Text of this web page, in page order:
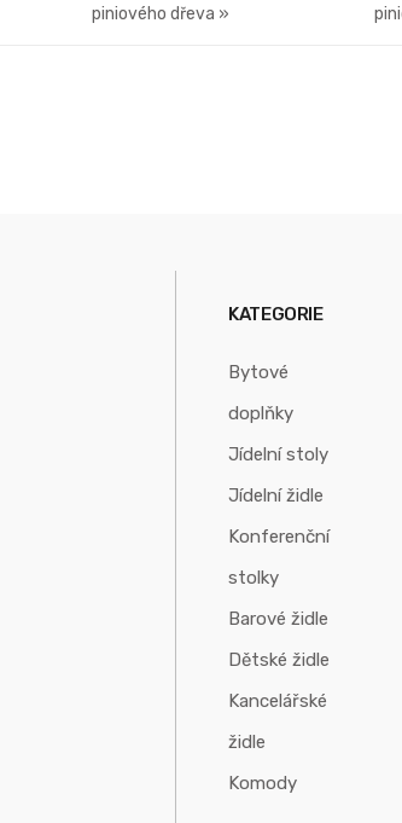
piniového dřeva »
KATEGORIE
Bytové
doplňky
Jídelní stoly
Jídelní židle
Konferenční
stolky
Barové židle
Dětské židle
Kancelářské
židle
Komody